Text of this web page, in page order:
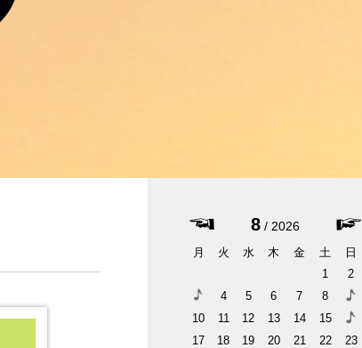
8
2026
月
火 水 木 金 土
日
1
2
4
5 6 7
8
10
11 12 13 14
15
17
18 19 20 21 22
23